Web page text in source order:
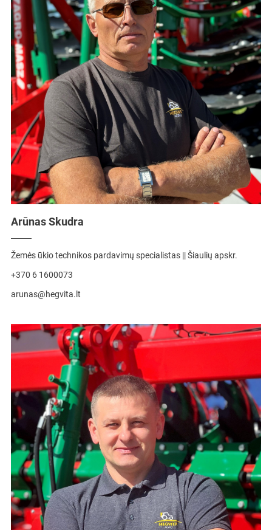
Arūnas Skudra
Žemės ūkio technikos pardavimų specialistas || Šiaulių apskr.
+370 6 1600073
arunas@hegvita.lt